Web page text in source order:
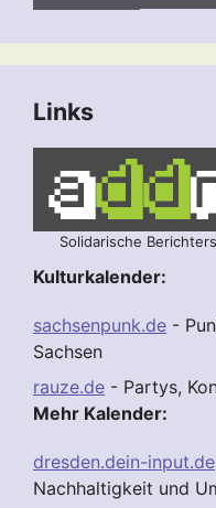
Links
Solidarische
Kulturkalender:
sachsenpunk.de -
Sachsen
rauze.de - Partys,
Mehr Kalender:
dresden.dein-input.de
Nachhaltigkeit und